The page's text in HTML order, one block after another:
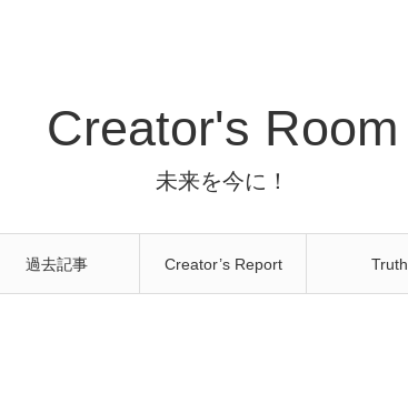
Creator's Room
未来を今に！
過去記事 Creator’s Report Truth